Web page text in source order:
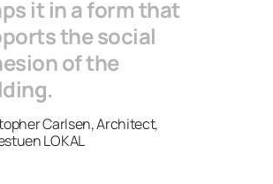
it in a form that
the social
of the
Carlsen, Architect,
LOKAL